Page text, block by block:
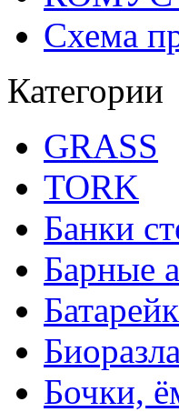
Схема
Категории
GRASS
TORK
Банки
Барные
Бочки,